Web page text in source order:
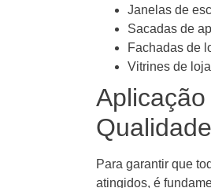
Janelas de
Sacadas de
Fachadas de
Vitrines de
Qualidade
Para garantir que
atingidos, é